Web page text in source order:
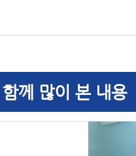
께 많이 본 내용